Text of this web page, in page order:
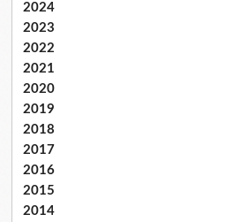
2024
2023
2022
2021
2020
2019
2018
2017
2016
2015
2014